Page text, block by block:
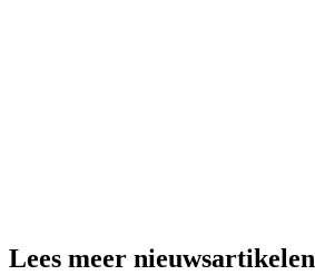
Lees meer nieuwsartikelen